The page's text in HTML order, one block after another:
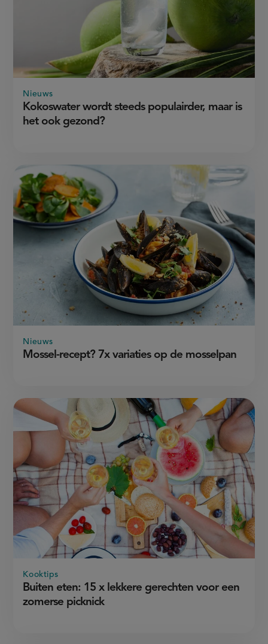
Kokoswater wordt steeds populairder, maar is
het ook gezond?
Nieuws
Mossel-recept? 7x variaties op de mosselpan
Nieuws
Buiten eten: 15 x lekkere gerechten voor een
zomerse picknick
Kooktips